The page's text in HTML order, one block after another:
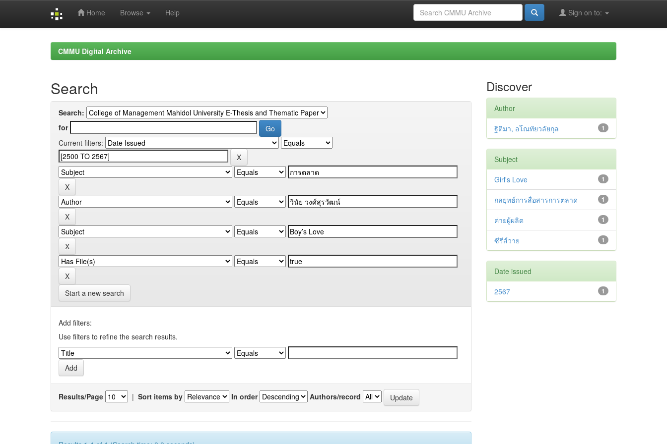
Home Browse Help Sign on to:
CMMU Digital Archive
Search
Search:
for
Current filters:
Start a new search
Add filters:
Use filters to refine the search results.
Results/Page | Sort items by In order Authors/record
Discover
Author
1
ฐิติมา, อโณทัยวลัยกุล
Subject
1
Girl's Love
1
กลยุทธ์การสื่อสารการตลาด
1
ค่ายผู้ผลิต
1
ซีรีส์วาย
Date issued
1
2567